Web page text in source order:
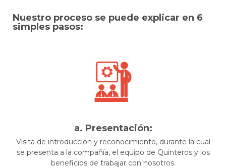
Nuestro proceso se puede explicar en 6
simples pasos:
a. Presentación:
Visita de introducción y reconocimiento, durante la cual
se presenta a la compañía, el equipo de Quinteros y los
beneficios de trabajar con nosotros.